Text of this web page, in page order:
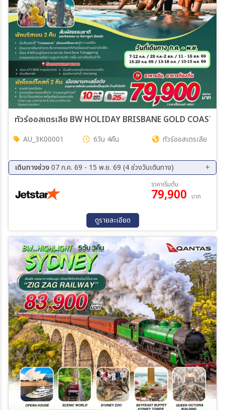
ทัวร์ออสเตรเลีย BW HOLIDAY BRISBANE GOLD
AU_3K00001 6วัน 4คืน ทัวร์ออสเตรเลีย
เดินทางช่วง07 ก.ค. 69 - 15 พ.ย. 69 (4 ช่วงวันเดินทาง)
15 ก.ย. 69 - 20 ก.ย. 69
13 ต.ค. 69 - 18 ต.ค. 69
10 พ.ย. 69 - 15 พ.ย. 69
ราคาเริ่มต้น
79,900 บาท
ดูรายละเอียด